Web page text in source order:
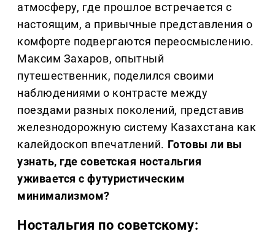
атмосферу, где прошлое встречается с
настоящим, а привычные представления о
комфорте подвергаются переосмыслению.
Максим Захаров, опытный
путешественник, поделился своими
наблюдениями о контрасте между
поездами разных поколений, представив
железнодорожную систему Казахстана как
калейдоскоп впечатлений. Готовы ли вы
узнать, где советская ностальгия
уживается с футуристическим
минимализмом?
Ностальгия по советскому: